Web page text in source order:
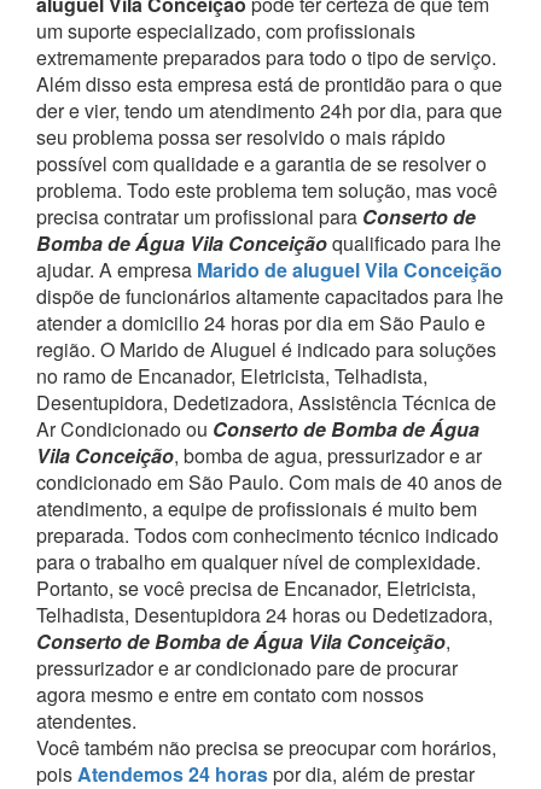
um suporte especializado, com profissionais
extremamente preparados para todo o tipo de serviço.
Além disso esta empresa está de prontidão para o que
der e vier, tendo um atendimento 24h por dia, para que
seu problema possa ser resolvido o mais rápido
possível com qualidade e a garantia de se resolver o
problema. Todo este problema tem solução, mas você
precisa contratar um profissional para Conserto de
Bomba de Água Vila Conceiçãoqualificado para lhe
ajudar. A empresa Marido de aluguel Vila Conceição
dispõe de funcionários altamente capacitados para lhe
atender a domicilio 24 horas por dia em São Paulo e
região. O Marido de Aluguel é indicado para soluções
no ramo de Encanador, Eletricista, Telhadista,
Desentupidora, Dedetizadora, Assistência Técnica de
Ar Condicionado ou Conserto de Bomba de Água
Vila Conceição, bomba de agua, pressurizador e ar
condicionado em São Paulo. Com mais de 40 anos de
atendimento, a equipe de profissionais é muito bem
preparada. Todos com conhecimento técnico indicado
para o trabalho em qualquer nível de complexidade.
Portanto, se você precisa de Encanador, Eletricista,
Telhadista, Desentupidora 24 horas ou Dedetizadora,
Conserto de Bomba de Água Vila Conceição,
pressurizador e ar condicionado pare de procurar
agora mesmo e entre em contato com nossos
atendentes.
Você também não precisa se preocupar com horários,
poisAtendemos 24 horaspor dia, além de prestar